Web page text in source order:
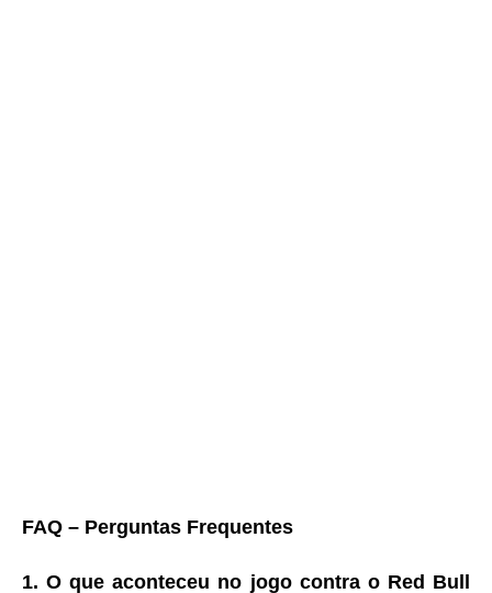
FAQ – Perguntas Frequentes
1. O que aconteceu no jogo contra o Red Bull